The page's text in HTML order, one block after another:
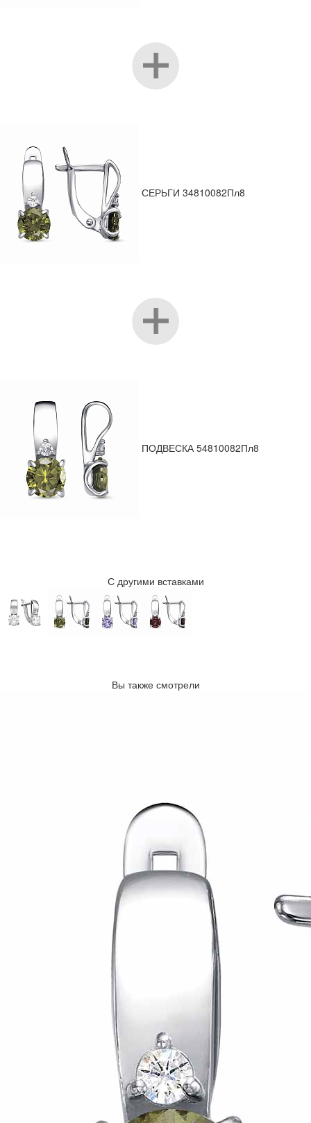
СЕРЬГИ 34810082Пл8
ПОДВЕСКА 54810082Пл8
С другими вставками
Вы также смотрели